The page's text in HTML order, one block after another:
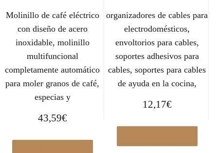
Molinillo de café eléctrico
con diseño de acero
inoxidable, molinillo
multifuncional
completamente automático
para moler granos de café,
especias y
43,59€
organizadores de cables para
electrodomésticos,
envoltorios para cables,
soportes adhesivos para
cables, soportes para cables
de ayuda en la cocina,
12,17€